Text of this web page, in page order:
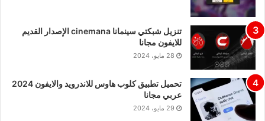
تنزيل شبكتي سينمانا cinemana الإصدار القديم
للايفون مجانا
28 مايو، 2024
تحميل تطبيق كلوب هاوس للاندرويد والايفون 2024
عربي مجانا
29 مايو، 2024